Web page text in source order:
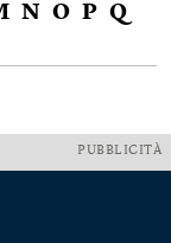
N O P Q
PUBBLICITÀ